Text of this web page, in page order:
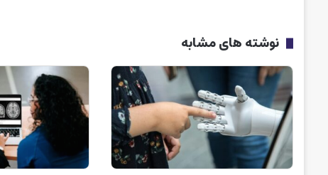
نوشته های مشابه